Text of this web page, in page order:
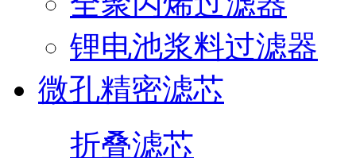
锂电池浆料过滤器
微孔精密滤芯
折叠滤芯